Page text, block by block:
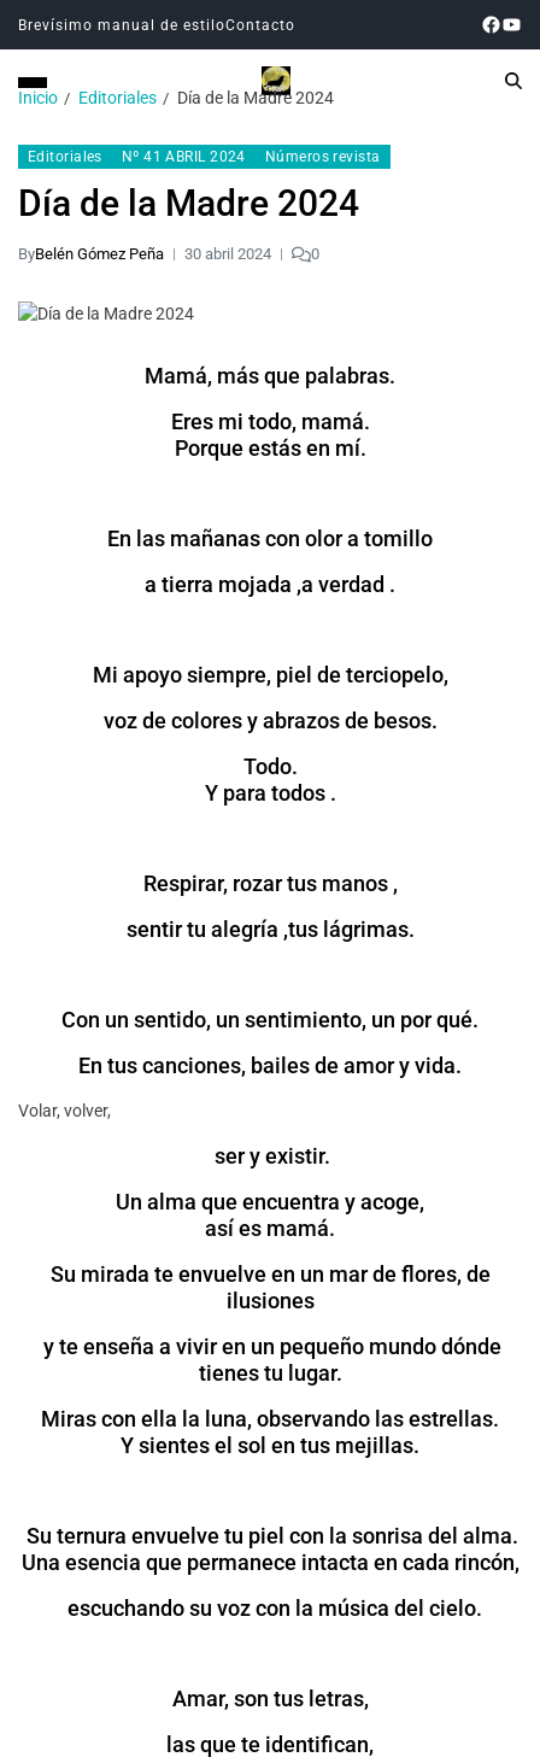
Brevísimo manual de estiloContacto
Inicio Editoriales Día de la Madre 2024
Editoriales Nº 41 ABRIL 2024 Números revista
Día de la Madre 2024
ByBelén Gómez Peña 30 abril 2024 0
Mamá, más que palabras.
Eres mi todo, mamá.
Porque estás en mí.
En las mañanas con olor a tomillo
a tierra mojada ,a verdad .
Mi apoyo siempre, piel de terciopelo,
voz de colores y abrazos de besos.
Todo.
Y para todos .
Respirar, rozar tus manos ,
sentir tu alegría ,tus lágrimas.
Con un sentido, un sentimiento, un por qué.
En tus canciones, bailes de amor y vida.
Volar, volver,
ser y existir.
Un alma que encuentra y acoge,
así es mamá.
Su mirada te envuelve en un mar de flores, de
ilusiones
y te enseña a vivir en un pequeño mundo dónde
tienes tu lugar.
Miras con ella la luna, observando las estrellas.
Y sientes el sol en tus mejillas.
Su ternura envuelve tu piel con la sonrisa del alma.
Una esencia que permanece intacta en cada rincón,
escuchando su voz con la música del cielo.
Amar, son tus letras,
las que te identifican,